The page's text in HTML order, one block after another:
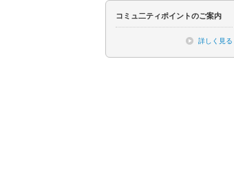
コミュ二ティポイントのご案内
詳しく見る